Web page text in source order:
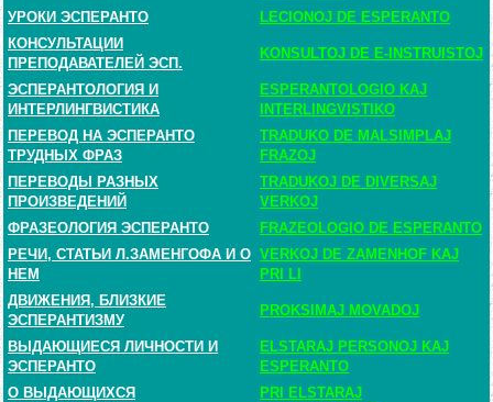
УРОКИ ЭСПЕРАНТО
LECIONOJ DE ESPERANTO
КОНСУЛЬТАЦИИ
ПРЕПОДАВАТЕЛЕЙ ЭСП.
KONSULTOJ DE E-INSTRUISTOJ
ЭСПЕРАНТОЛОГИЯ И
ИНТЕРЛИНГВИСТИКА
ESPERANTOLOGIO KAJ
INTERLINGVISTIKO
ПЕРЕВОД НА ЭСПЕРАНТО
ТРУДНЫХ ФРАЗ
TRADUKO DE MALSIMPLAJ
FRAZOJ
ПЕРЕВОДЫ РАЗНЫХ
ПРОИЗВЕДЕНИЙ
TRADUKOJ DE DIVERSAJ
VERKOJ
ФРАЗЕОЛОГИЯ ЭСПЕРАНТО
FRAZEOLOGIO DE ESPERANTO
РЕЧИ, СТАТЬИ Л.ЗАМЕНГОФА И О
НЕМ
VERKOJ DE ZAMENHOF KAJ
PRI LI
ДВИЖЕНИЯ, БЛИЗКИЕ
ЭСПЕРАНТИЗМУ
PROKSIMAJ MOVADOJ
ВЫДАЮЩИЕСЯ ЛИЧНОСТИ И
ЭСПЕРАНТО
ELSTARAJ PERSONOJ KAJ
ESPERANTO
О ВЫДАЮЩИХСЯ
PRI ELSTARAJ